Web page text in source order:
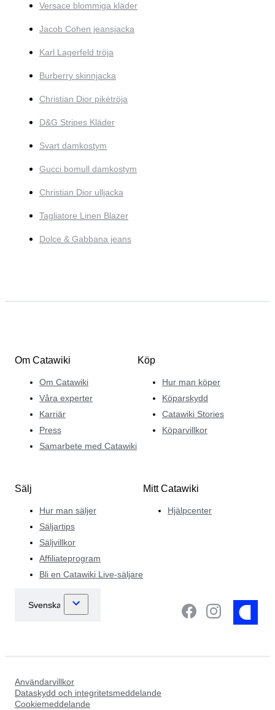
Versace blommiga kläder
Jacob Cohen jeansjacka
Karl Lagerfeld tröja
Burberry skinnjacka
Christian Dior pikétröja
D&G Stripes Kläder
Svart damkostym
Gucci bomull damkostym
Christian Dior ulljacka
Tagliatore Linen Blazer
Dolce & Gabbana jeans
Om Catawiki
Om Catawiki
Våra experter
Karriär
Press
Samarbete med Catawiki
Köp
Hur man köper
Köparskydd
Catawiki Stories
Köparvillkor
Sälj
Hur man säljer
Säljartips
Säljvillkor
Affiliateprogram
Bli en Catawiki Live-säljare
Mitt Catawiki
Hjälpcenter
Användarvillkor
Dataskydd och integritetsmeddelande
Cookiemeddelande